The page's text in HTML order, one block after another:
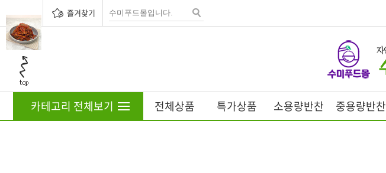
즐겨찾기
카테고리 전체보기 전체상품 특가상품 소용량반찬 중용량반찬